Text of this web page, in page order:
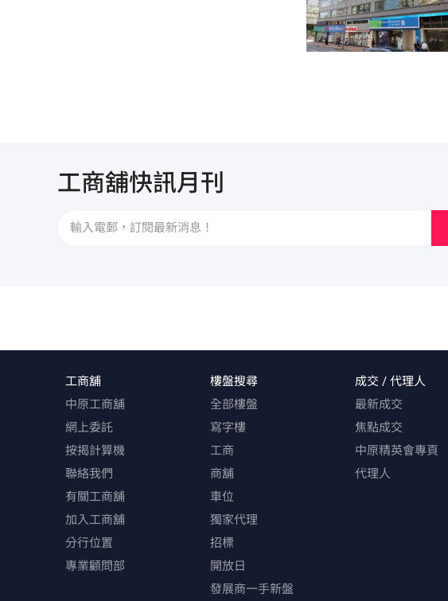
工商舖快訊月刊
工商舖
中原工商舖
網上委託
按揭計算機
聯絡我們
有關工商舖
加入工商舖
分行位置
專業顧問部
樓盤搜尋
全部樓盤
寫字樓
工商
商舖
車位
獨家代理
招標
開放日
發展商一手新盤
成交 / 代理人
最新成交
焦點成交
中原精英會專頁
代理人